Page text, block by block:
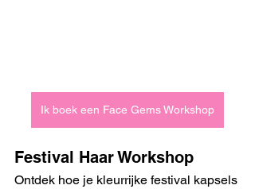
Ik boek een Face Gems Workshop
Festival Haar Workshop
Ontdek hoe je kleurrijke festival kapsels